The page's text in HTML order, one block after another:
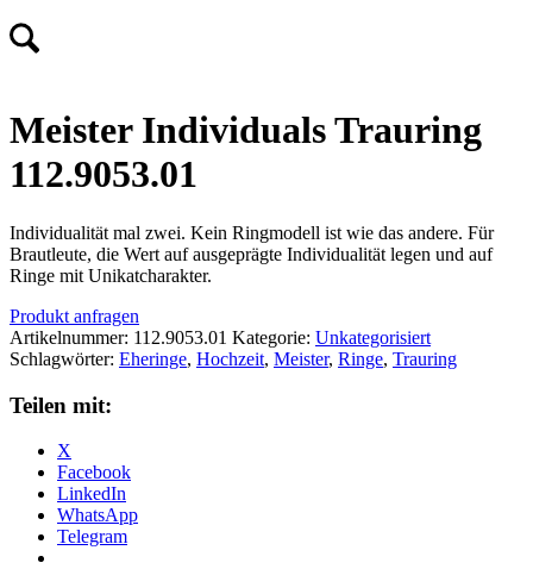
Meister Individuals Trauring
112.9053.01
Individualität mal zwei. Kein Ringmodell ist wie das andere. Für
Brautleute, die Wert auf ausgeprägte Individualität legen und auf
Ringe mit Unikatcharakter.
Produkt anfragen
Artikelnummer: 112.9053.01 Kategorie: Unkategorisiert
Schlagwörter: Eheringe, Hochzeit, Meister, Ringe, Trauring
Teilen mit:
X
Facebook
LinkedIn
WhatsApp
Telegram